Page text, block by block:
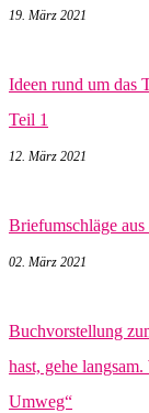
19. März 2021
Ideen rund um das
Teil 1
12. März 2021
Briefumschläge
02. März 2021
Buchvorstellung
hast, gehe
Umweg“